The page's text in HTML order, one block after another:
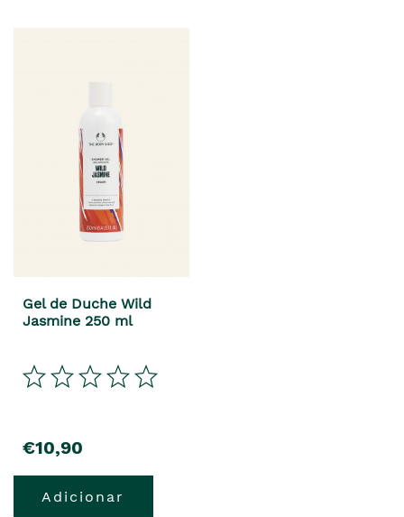
Gel de Duche Wild
Jasmine 250 ml
€10,90
Adicionar